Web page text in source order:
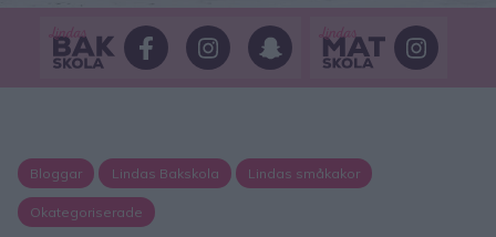
Bloggar Lindas Bakskola Lindas småkakor
Okategoriserade